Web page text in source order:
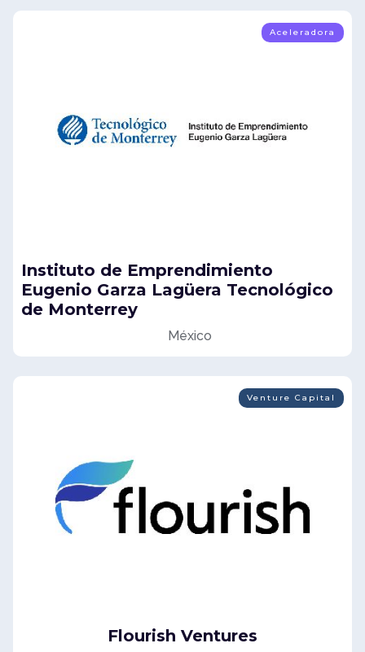
Aceleradora
Instituto de Emprendimiento
Eugenio Garza Lagüera Tecnológico
de Monterrey
México
Venture Capital
Flourish Ventures